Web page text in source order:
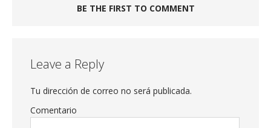
BE THE FIRST TO COMMENT
Leave a Reply
Tu dirección de correo no será publicada.
Comentario